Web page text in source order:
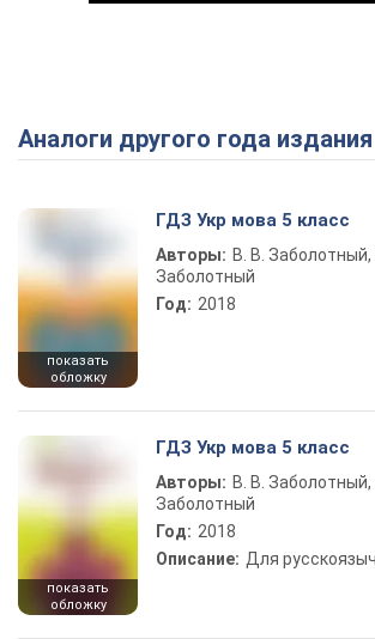
Play
Аналоги другого года издания
показать
обложку
ГДЗ Укр мова 5 класс
Авторы: В. В. Заболотный,
Заболотный
Год: 2018
показать
обложку
ГДЗ Укр мова 5 класс
Авторы: В. В. Заболотный,
Заболотный
Год: 2018
Описание: Для